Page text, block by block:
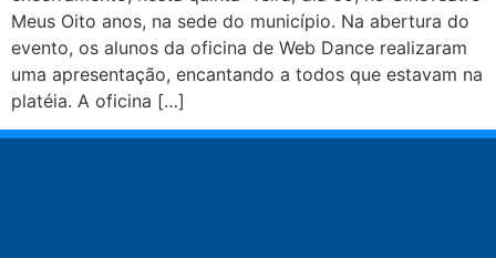
Meus Oito anos, na sede do município. Na abertura do
evento, os alunos da oficina de Web Dance realizaram
uma apresentação, encantando a todos que estavam na
platéia. A oficina […]